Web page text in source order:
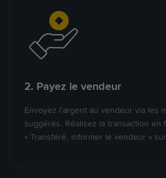
2. Payez le vendeur
Envoyez l’argent au vendeur via les
suggérés. Réalisez la transaction en
« Transféré, informer le vendeur »